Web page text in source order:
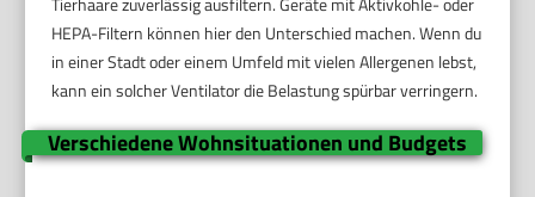
HEPA-Filtern können hier den Unterschied machen. Wenn du
in einer Stadt oder einem Umfeld mit vielen Allergenen lebst,
kann ein solcher Ventilator die Belastung spürbar verringern.
Verschiedene Wohnsituationen und Budgets